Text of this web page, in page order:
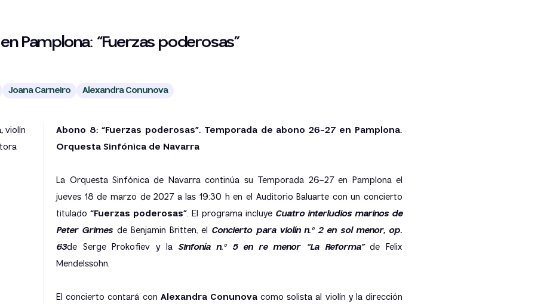
Pamplona: “Fuerzas poderosas”
Joana Carneiro Alexandra Conunova
violín
Abono 8: “Fuerzas poderosas”. Temporada de abono 26-27 en Pamplona.
Orquesta Sinfónica de Navarra
La Orquesta Sinfónica de Navarra continúa su Temporada 26–27 en Pamplona el
jueves 18 de marzo de 2027 a las 19:30 h en el Auditorio Baluarte con un concierto
titulado“Fuerzas poderosas”. El programa incluye Cuatro interludios marinos de
Peter Grimesde Benjamin Britten, el Concierto para violín n.º 2 en sol menor, op.
63de Serge Prokofiev y la Sinfonía n.º 5 en re menor “La Reforma”de Felix
Mendelssohn.
El concierto contará con Alexandra Conunovacomo solista al violín y la dirección